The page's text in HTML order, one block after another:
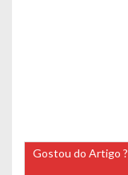
Gostou do Artigo ?